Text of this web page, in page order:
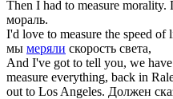
Then I had to measure morality.
мораль.
I'd love to measure the speed of
мы меряли скорость света,
And I've got to tell you, we
measure everything, back in
out to Los Angeles. Должен